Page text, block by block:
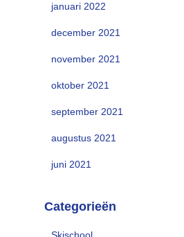
januari 2022
december 2021
november 2021
oktober 2021
september 2021
augustus 2021
juni 2021
Categorieën